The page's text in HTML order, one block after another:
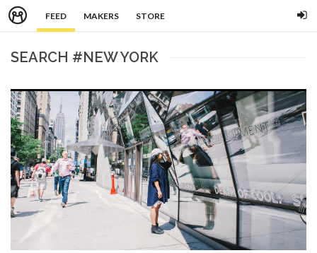
FEED MAKERS STORE
SEARCH #NEW YORK